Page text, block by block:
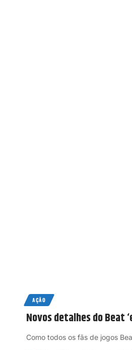
AÇÃO
Novos detalhes do Beat
Como todos os fãs de jogos